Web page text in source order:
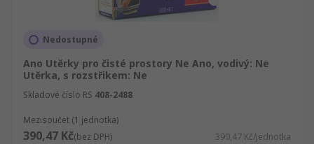
Nedostupné
Ano Utěrky pro čisté prostory Ne Ano, vodivý: Ne
Utěrka, s rozstřikem: Ne
Skladové číslo RS 408-2488
Mezisoučet (1 jednotka)
390,47 Kč(bez DPH) 390,47 Kč/jednotka